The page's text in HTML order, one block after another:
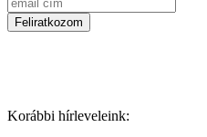
Korábbi hírleveleink: